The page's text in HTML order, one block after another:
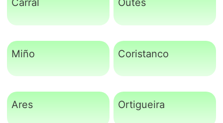
Carral Outes
Miño Coristanco
Ares Ortigueira